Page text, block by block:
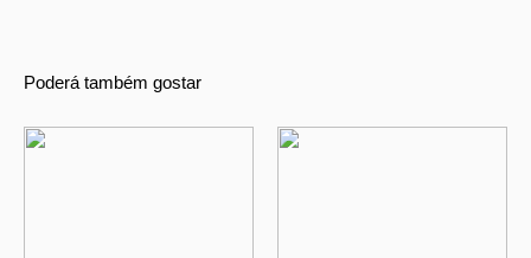
Poderá também gostar